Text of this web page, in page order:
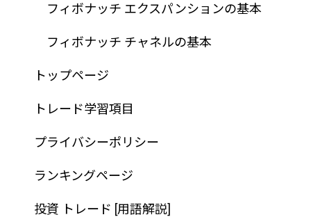
フィボナッチ エクスパンションの基本
フィボナッチ チャネルの基本
トップページ
トレード学習項目
プライバシーポリシー
ランキングページ
投資 トレード [用語解説]